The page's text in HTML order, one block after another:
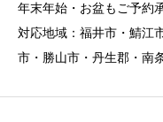
年末年始・お盆もご予約
対応地域：福井市・鯖江
市・勝山市・丹生郡・南